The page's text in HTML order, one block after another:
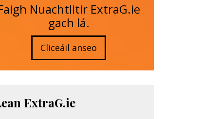
Nuachtlitir ExtraG.ie
gach lá.
Cliceáil anseo
ExtraG.ie